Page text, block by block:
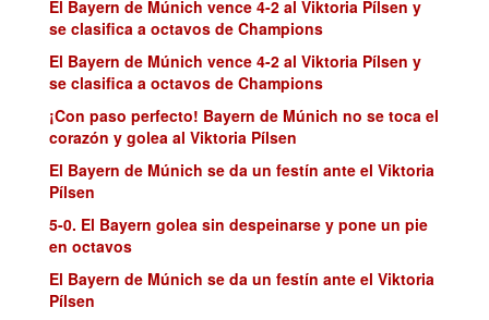
El Bayern de Múnich vence 4-2 al Viktoria Pílsen y
se clasifica a octavos de Champions
El Bayern de Múnich vence 4-2 al Viktoria Pílsen y
se clasifica a octavos de Champions
¡Con paso perfecto! Bayern de Múnich no se toca el
corazón y golea al Viktoria Pílsen
El Bayern de Múnich se da un festín ante el Viktoria
Pílsen
5-0. El Bayern golea sin despeinarse y pone un pie
en octavos
El Bayern de Múnich se da un festín ante el Viktoria
Pílsen